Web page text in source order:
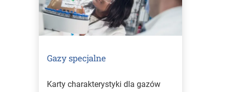
Gazy specjalne
Karty charakterystyki dla gazów